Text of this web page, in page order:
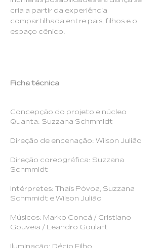
cria a partir da experiência
compartilhada entre pais, filhos e o
espaço cênico.
Ficha técnica
Concepção do projeto e núcleo
Quanta: Suzzana Schmmidt
Direção de encenação: Wilson Julião
Direção coreográfica: Suzzana
Schmmidt
Intérpretes: Thaís Póvoa, Suzzana
Schmmidt e Wilson Julião
Músicos: Marko Concá / Cristiano
Gouveia / Leandro Goulart
Iluminação: Décio Filho